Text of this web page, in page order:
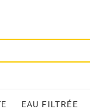
EAU FILTRÉE